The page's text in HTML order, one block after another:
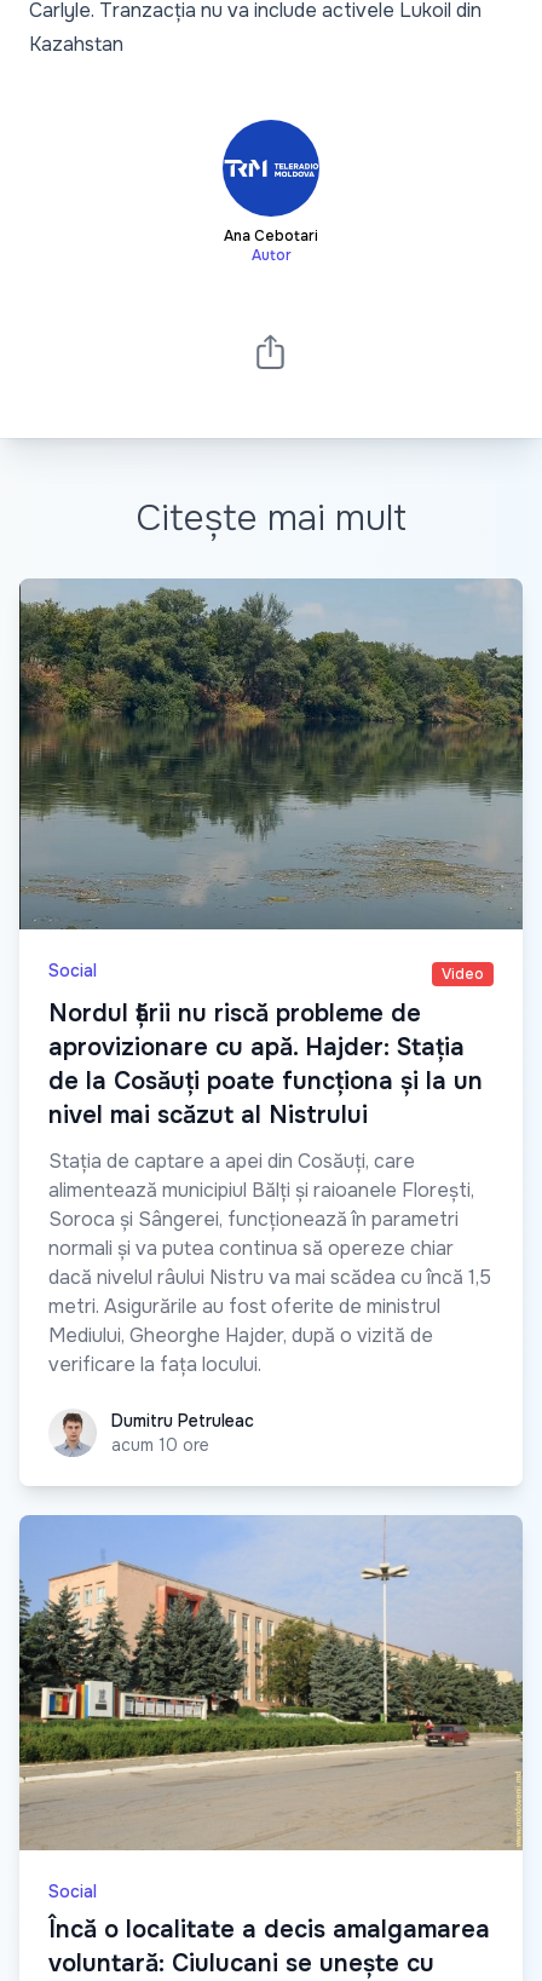
Carlyle. Tranzacția nu va include activele Lukoil din
Kazahstan
Ana Cebotari
Autor
Citește mai mult
Social Video
Nordul țării nu riscă probleme de
aprovizionare cu apă. Hajder: Stația
de la Cosăuți poate funcționa și la un
nivel mai scăzut al Nistrului
Stația de captare a apei din Cosăuți, care
alimentează municipiul Bălți și raioanele Florești,
Soroca și Sângerei, funcționează în parametri
normali și va putea continua să opereze chiar
dacă nivelul râului Nistru va mai scădea cu încă 1,5
metri. Asigurările au fost oferite de ministrul
Mediului, Gheorghe Hajder, după o vizită de
verificare la fața locului.
Dumitru Petruleac
Dumitru Petruleac
acum 10 ore
Social
Încă o localitate a decis amalgamarea
voluntară: Ciulucani se unește cu